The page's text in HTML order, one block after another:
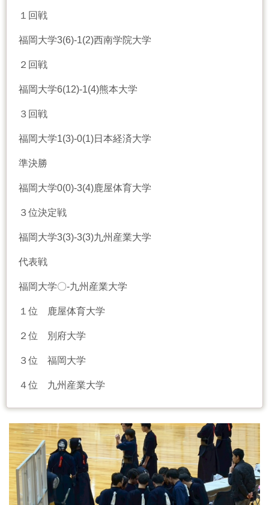
１回戦
福岡大学3(6)-1(2)西南学院大学
２回戦
福岡大学6(12)-1(4)熊本大学
３回戦
福岡大学1(3)-0(1)日本経済大学
準決勝
福岡大学0(0)-3(4)鹿屋体育大学
３位決定戦
福岡大学3(3)-3(3)九州産業大学
代表戦
福岡大学〇-九州産業大学
１位 鹿屋体育大学
２位 別府大学
３位 福岡大学
４位 九州産業大学